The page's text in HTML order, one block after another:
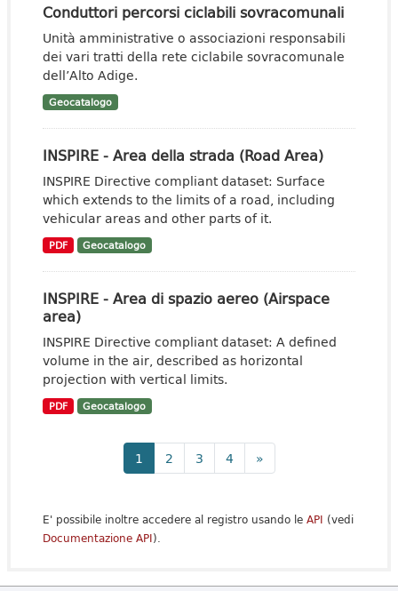
Conduttori percorsi ciclabili sovracomunali
Unità amministrative o associazioni responsabili
dei vari tratti della rete ciclabile sovracomunale
dell’Alto Adige.
Geocatalogo
INSPIRE - Area della strada (Road Area)
INSPIRE Directive compliant dataset: Surface
which extends to the limits of a road, including
vehicular areas and other parts of it.
PDF Geocatalogo
INSPIRE - Area di spazio aereo (Airspace
area)
INSPIRE Directive compliant dataset: A defined
volume in the air, described as horizontal
projection with vertical limits.
PDF Geocatalogo
1 2 3 4 »
E' possibile inoltre accedere al registro usando le API (vedi
Documentazione API).